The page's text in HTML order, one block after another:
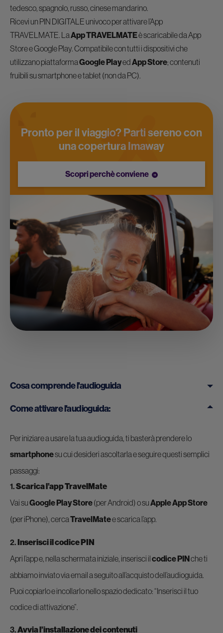
tedesco, spagnolo, russo, cinese mandarino.
Ricevi un PIN DIGITALE univoco per attivare l’App
TRAVELMATE. LaApp TRAVELMATEè scaricabile da App
Store e Google Play. Compatibile con tutti i dispositivi che
utilizzano piattaformaGoogle PlayedApp Store; contenuti
fruibili su smartphone e tablet (non da PC).
Cosa comprende l'audioguida
Pronto per il viaggio? Parti sereno con
una copertura Imaway
Scopri perchè conviene
Come attivare l'audioguida:
Per iniziare a usare la tua audioguida, ti basterà prendere lo
smartphonesu cui desideri ascoltarla e seguire questi semplici
passaggi:
1.Scarica l’app TravelMate
Vai suGoogle Play Store(per Android) o suApple App Store
(per iPhone), cercaTravelMatee scarica l’app.
2.Inserisci il codice PIN
Apri l’app e, nella schermata iniziale, inserisci ilcodice PINche ti
abbiamo inviato via email a seguito all’acquisto dell’audioguida.
Puoi copiarlo e incollarlo nello spazio dedicato: “Inserisci il tuo
codice di attivazione”.
3.Avvia l’installazione dei contenuti